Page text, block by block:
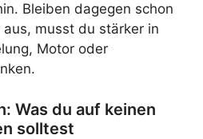
Bleiben dagegen schon
musst du stärker in
Motor oder
Was du auf keinen
solltest